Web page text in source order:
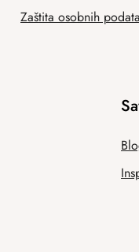
Zaštita osobnih